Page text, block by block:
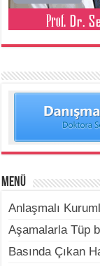
Menü
Anlaşmalı
Aşamalarla Tüp
Basında Çıkan